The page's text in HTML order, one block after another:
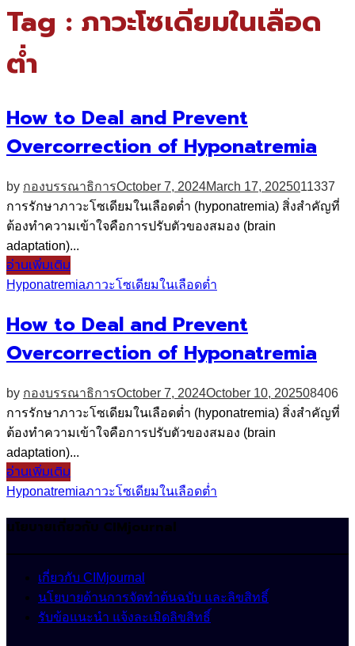
Tag : ภาวะโซเดียมในเลือด
ต่ำ
How to Deal and Prevent
Overcorrection of Hyponatremia
by กองบรรณาธิการOctober 7, 2024March 17, 2025011337
การรักษาภาวะโซเดียมในเลือดต่ำ (hyponatremia) สิ่งสำคัญที่
ต้องทำความเข้าใจคือการปรับตัวของสมอง (brain
adaptation)...
อ่านเพิ่มเติม
Hyponatremiaภาวะโซเดียมในเลือดต่ำ
How to Deal and Prevent
Overcorrection of Hyponatremia
by กองบรรณาธิการOctober 7, 2024October 10, 202508406
การรักษาภาวะโซเดียมในเลือดต่ำ (hyponatremia) สิ่งสำคัญที่
ต้องทำความเข้าใจคือการปรับตัวของสมอง (brain
adaptation)...
อ่านเพิ่มเติม
Hyponatremiaภาวะโซเดียมในเลือดต่ำ
นโยบายเกี่ยวกับ CIMjournal
เกี่ยวกับ CIMjournal
นโยบายด้านการจัดทำต้นฉบับ และลิขสิทธิ์
รับข้อแนะนำ แจ้งละเมิดลิขสิทธิ์